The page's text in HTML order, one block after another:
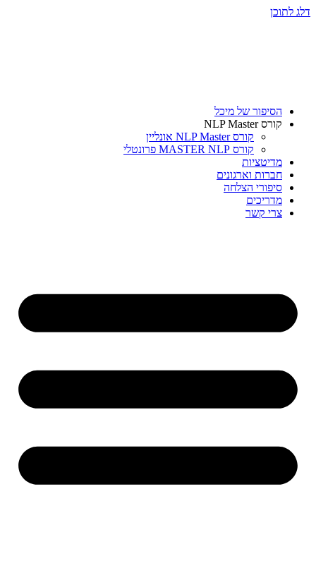
דלג לתוכן
הסיפור של מיכל
קורס NLP Master
קורס NLP Master אונליין
קורס MASTER NLP פרונטלי
מדיטציות
חברות וארגונים
סיפורי הצלחה
מדריכים
צרי קשר